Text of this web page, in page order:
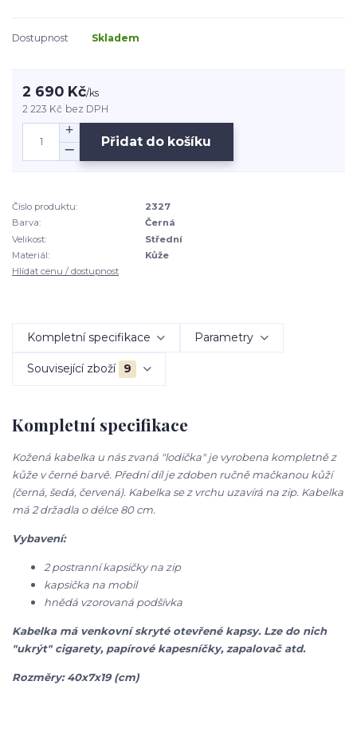
Dostupnost Skladem
2 690 Kč/ks
2 223 Kč bez DPH
Přidat do košíku
Číslo produktu:
2327
Barva:
Černá
Velikost:
Střední
Materiál:
Kůže
Hlídat cenu / dostupnost
Kompletní specifikace Parametry
Související zboží 9
Kompletní specifikace
Kožená kabelka u nás zvaná "lodička" je vyrobena kompletně z
kůže v černé barvě. Přední díl je zdoben ručně mačkanou kůží
(černá, šedá, červená). Kabelka se z vrchu uzavírá na zip. Kabelka
má 2 držadla o délce 80 cm.
Vybavení:
2 postranní kapsičky na zip
kapsička na mobil
hnědá vzorovaná podšívka
Kabelka má venkovní skryté otevřené kapsy. Lze do nich
"ukrýt" cigarety, papírové kapesníčky, zapalovač atd.
Rozměry: 40x7x19 (cm)